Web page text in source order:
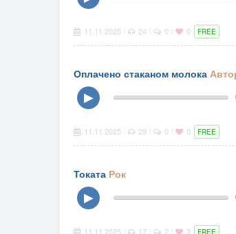
11.11.2025 24 0 0 FREE
Оплачено стаканом молока
▶
11.11.2025 29 0 0 FREE
Токата Рок
▶
11.11.2025 17 2 3 FREE